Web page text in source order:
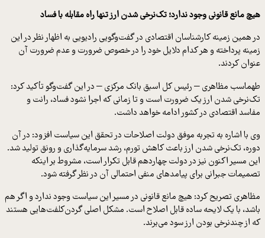
مانع قانونی وجود ندارد؛ تک‌نرخی شدن ارز تنها راه مقابله با فساد
همین زمینه کارشناسان اقتصادی در گفت‌وگویی رادیویی به اظهار نظر در این
پرداخته و هر کدام دلایل خود را در خصوص ضرورت و عدم ضرورت آن
کردند.
مظاهری – رئیس کل اسبق بانک مرکزی – در این گفت‌وگو تأکید کرد:
شدن ارز یک ضرورت است و تا زمانی که اجرا نشود فساد، رانت و
اقتصادی در کشور ادامه خواهد داشت.
با اشاره به تجربه موفق دولت اصلاحات در تحقق این سیاست افزود: در آن
تک‌نرخی شدن ارز باعث کاهش تورم، رشد سرمایه‌گذاری و رونق تولید شد.
مسیر اکنون نیز در دولت چهاردهم قابل تکرار است، مشروط بر اینکه
جبرانی برای پیامدهای منفی احتمالی آن در نظر گرفته شود.
تصریح کرد: هیچ مانع قانونی در مسیر این سیاست وجود ندارد و اگر هم
با یک لایحه ساده قابل اصلاح است. مشکل اصلی گردن‌کلفت‌هایی هستند
از چندنرخی بودن ارز سود می‌برند.